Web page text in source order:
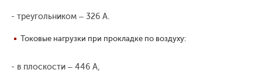
- треугольником – 326 А.
Токовые нагрузки при прокладке по воздуху:
- в плоскости – 446 А,